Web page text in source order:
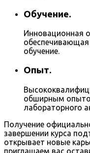
Обучение.
Инновационная
обеспечивающая
обучение.
Опыт.
обширным
лабораторного
Получение
завершении курса
открывает новые
приглашаем вас